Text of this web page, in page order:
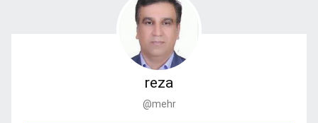
reza
@mehr